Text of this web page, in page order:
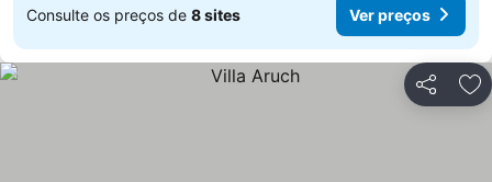
Consulte os preços de 8 sites Ver preços
Partilhar